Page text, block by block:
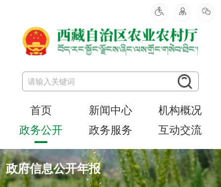
首页 新闻中心
机构概况
政务公开
政务服务 互动交流
政府信息公开年报